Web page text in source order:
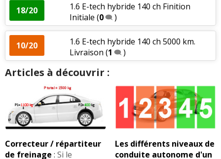
18/20
1.6 E-tech hybride 140 ch Finition
Initiale (0 )
10/20
1.6 E-tech hybride 140 ch 5000 km.
Livraison (1 )
Articles à découvrir :
Correcteur / répartiteur
de freinage : Si le
Les différents niveaux de
conduite autonome d'un